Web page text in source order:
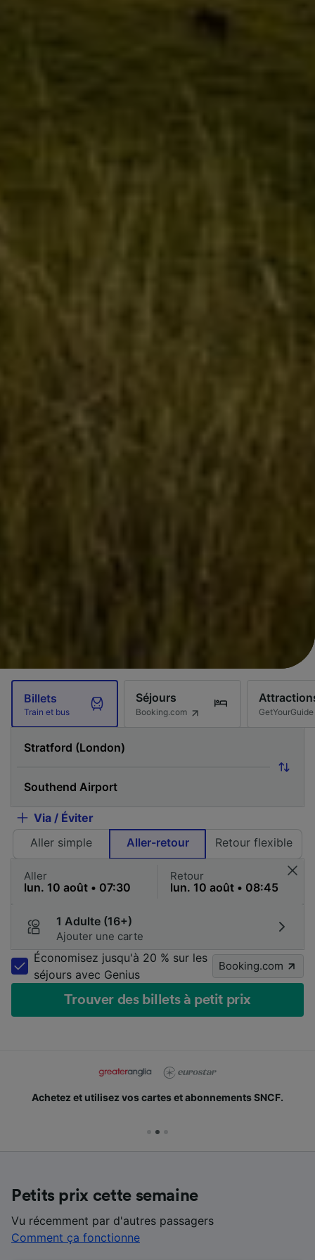
Billets
Train et bus
Séjours
Booking.com GetYourGuide
Via / Éviter
Aller simple
Aller-retour Retour flexible
Aller Retour
1 Adulte (16+)
Ajouter une carte
Économisez jusqu'à 20 % sur les
séjours avec Genius
Booking.com
Trouver des billets à petit prix
Achetez et utilisez vos cartes et abonnements SNCF.
Petits prix cette semaine
Vu récemment par d'autres passagers
Comment ça fonctionne